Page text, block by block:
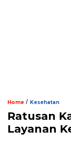
Home / Kesehatan
Ratusan
Layanan